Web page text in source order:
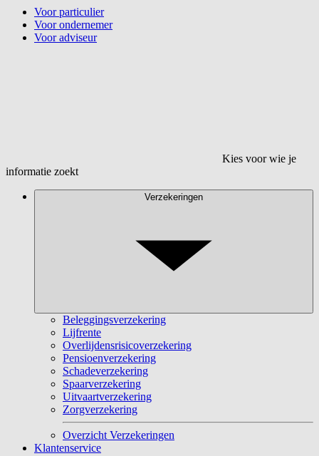
Voor particulier
Voor ondernemer
Voor adviseur
Kies voor wie je
informatie zoekt
Verzekeringen
Beleggingsverzekering
Lijfrente
Overlijdensrisicoverzekering
Pensioenverzekering
Schadeverzekering
Spaarverzekering
Uitvaartverzekering
Zorgverzekering
Overzicht Verzekeringen
Klantenservice